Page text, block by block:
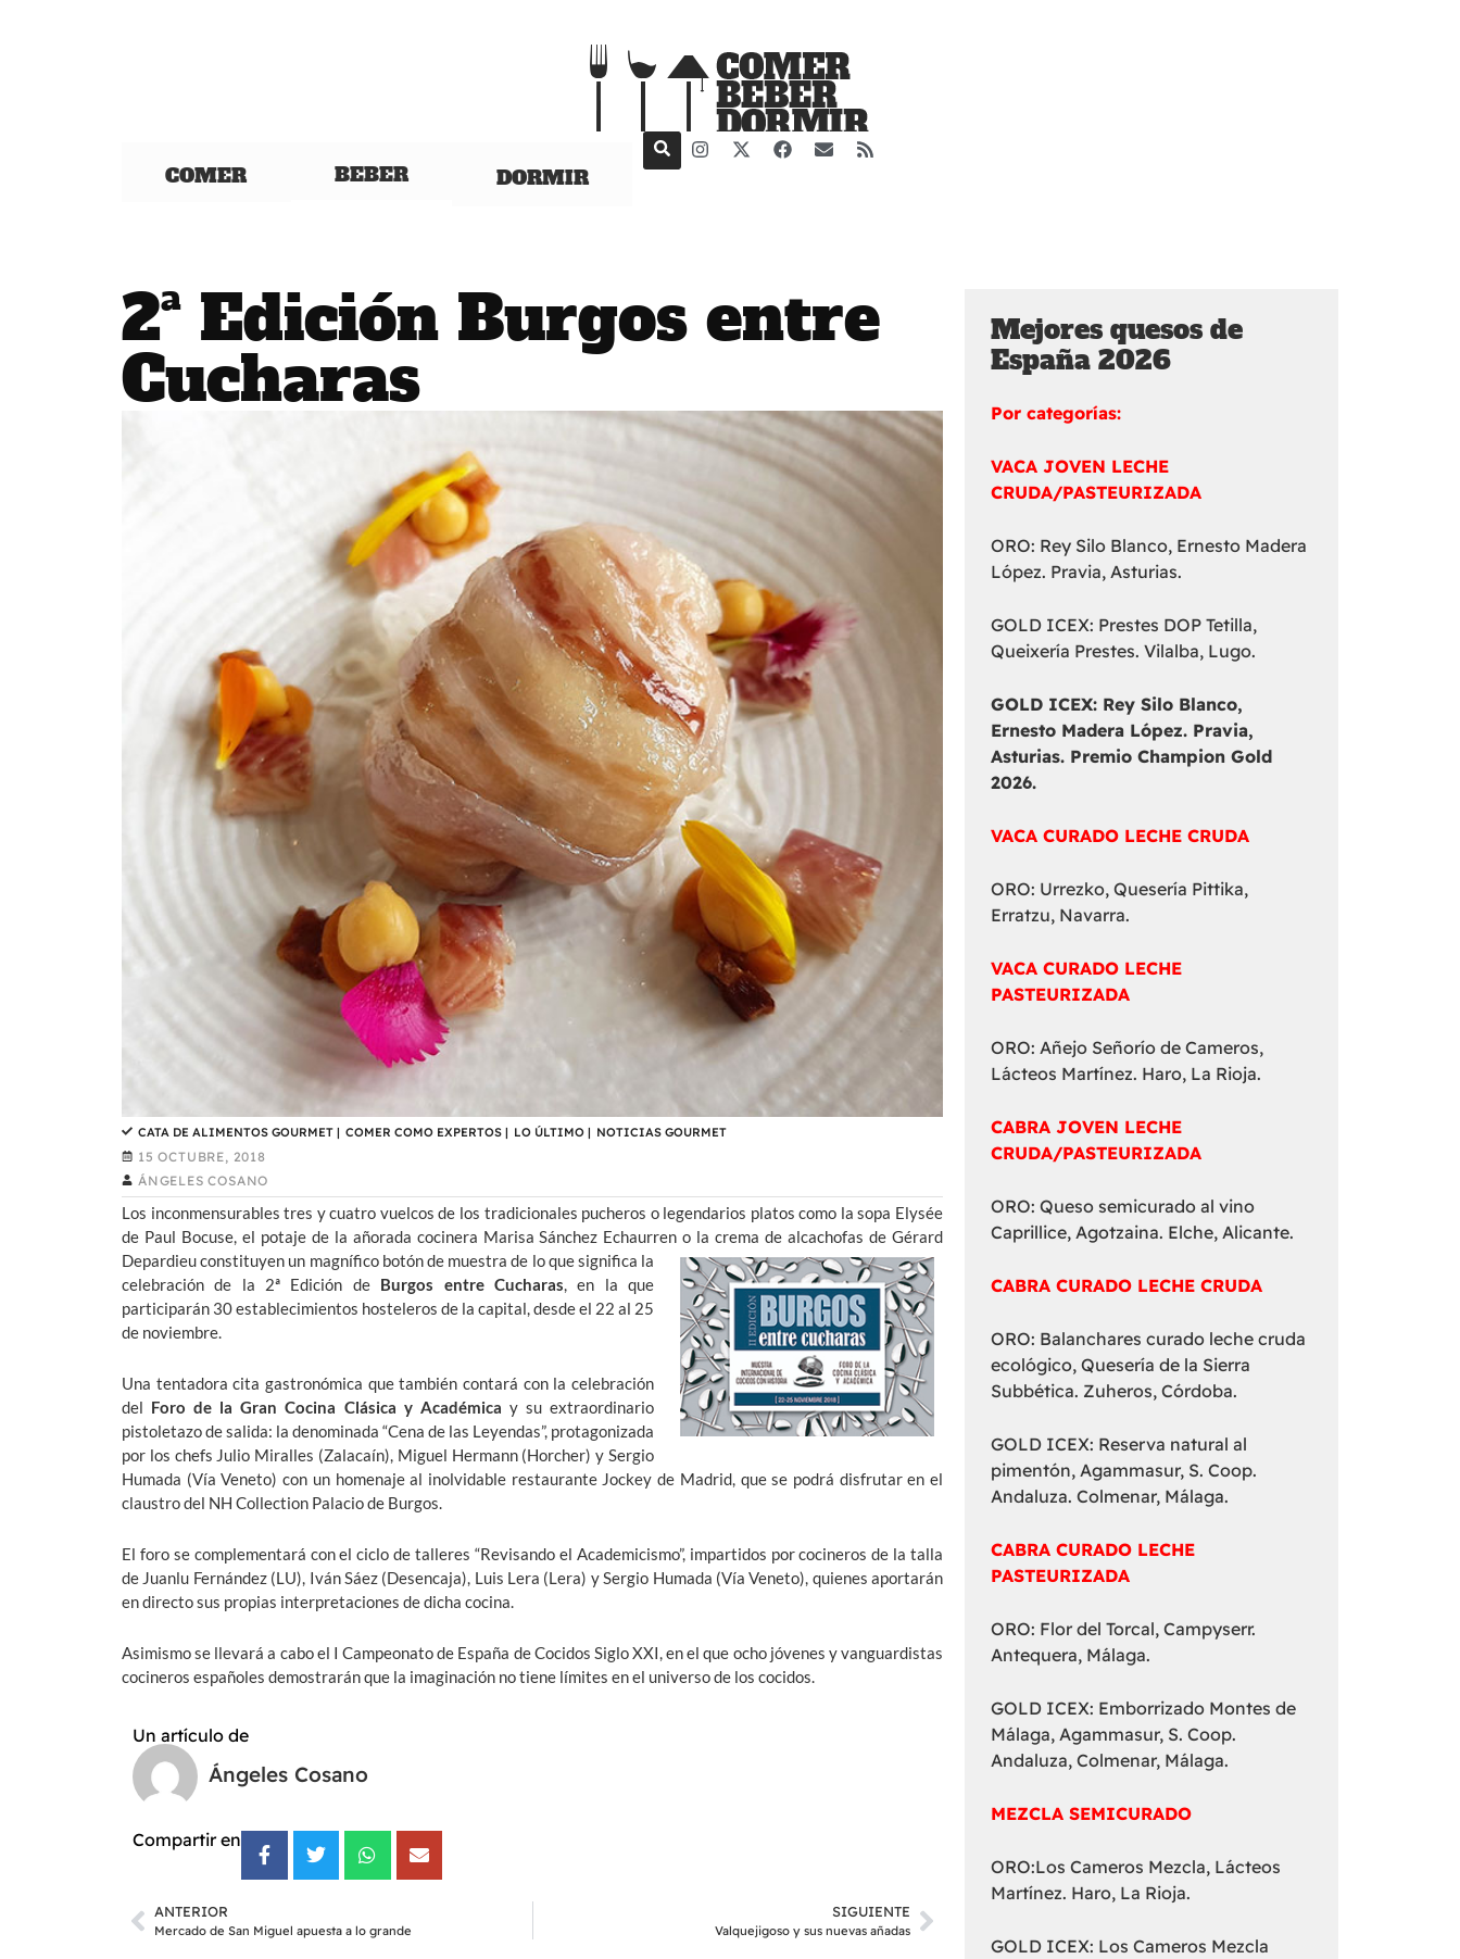
COMER BEBER DORMIR
2ª Edición Burgos entre
Cucharas
CATA DE ALIMENTOS GOURMET | COMER COMO EXPERTOS | LO ÚLTIMO | NOTICIAS GOURMET
15 OCTUBRE, 2018
ÁNGELES COSANO
Los inconmensurables tres y cuatro vuelcos de los tradicionales pucheros o legendarios platos como la sopa Elysée
de Paul Bocuse, el potaje de la añorada cocinera Marisa Sánchez Echaurren o la crema de alcachofas de Gérard
Depardieu constituyen un magnífico botón de muestra de lo que significa la
celebración de la 2ª Edición de Burgos entre Cucharas, en la que
participarán 30 establecimientos hosteleros de la capital, desde el 22 al 25
de noviembre.
Una tentadora cita gastronómica que también contará con la celebración
del Foro de la Gran Cocina Clásica y Académica y su extraordinario
pistoletazo de salida: la denominada “Cena de las Leyendas”, protagonizada
por los chefs Julio Miralles (Zalacaín), Miguel Hermann (Horcher) y Sergio
Humada (Vía Veneto) con un homenaje al inolvidable restaurante Jockey de Madrid, que se podrá disfrutar en el
claustro del NH Collection Palacio de Burgos.
El foro se complementará con el ciclo de talleres “Revisando el Academicismo”, impartidos por cocineros de la talla
de Juanlu Fernández (LU), Iván Sáez (Desencaja), Luis Lera (Lera) y Sergio Humada (Vía Veneto), quienes aportarán
en directo sus propias interpretaciones de dicha cocina.
Asimismo se llevará a cabo el I Campeonato de España de Cocidos Siglo XXI, en el que ocho jóvenes y vanguardistas
cocineros españoles demostrarán que la imaginación no tiene límites en el universo de los cocidos.
Un artículo de
Ángeles Cosano
Compartir en
ANTERIOR
Mercado de San Miguel apuesta a lo grande
SIGUIENTE
Valquejigoso y sus nuevas añadas
Mejores quesos de
España 2026
Por categorías:
VACA JOVEN LECHE
CRUDA/PASTEURIZADA
ORO: Rey Silo Blanco, Ernesto Madera
López. Pravia, Asturias.
GOLD ICEX: Prestes DOP Tetilla,
Queixería Prestes. Vilalba, Lugo.
GOLD ICEX: Rey Silo Blanco,
Ernesto Madera López. Pravia,
Asturias. Premio Champion Gold
2026.
VACA CURADO LECHE CRUDA
ORO: Urrezko, Quesería Pittika,
Erratzu, Navarra.
VACA CURADO LECHE
PASTEURIZADA
ORO: Añejo Señorío de Cameros,
Lácteos Martínez. Haro, La Rioja.
CABRA JOVEN LECHE
CRUDA/PASTEURIZADA
ORO: Queso semicurado al vino
Caprillice, Agotzaina. Elche, Alicante.
CABRA CURADO LECHE CRUDA
ORO: Balanchares curado leche cruda
ecológico, Quesería de la Sierra
Subbética. Zuheros, Córdoba.
GOLD ICEX: Reserva natural al
pimentón, Agammasur, S. Coop.
Andaluza. Colmenar, Málaga.
CABRA CURADO LECHE
PASTEURIZADA
ORO: Flor del Torcal, Campyserr.
Antequera, Málaga.
GOLD ICEX: Emborrizado Montes de
Málaga, Agammasur, S. Coop.
Andaluza, Colmenar, Málaga.
MEZCLA SEMICURADO
ORO:Los Cameros Mezcla, Lácteos
Martínez. Haro, La Rioja.
GOLD ICEX: Los Cameros Mezcla